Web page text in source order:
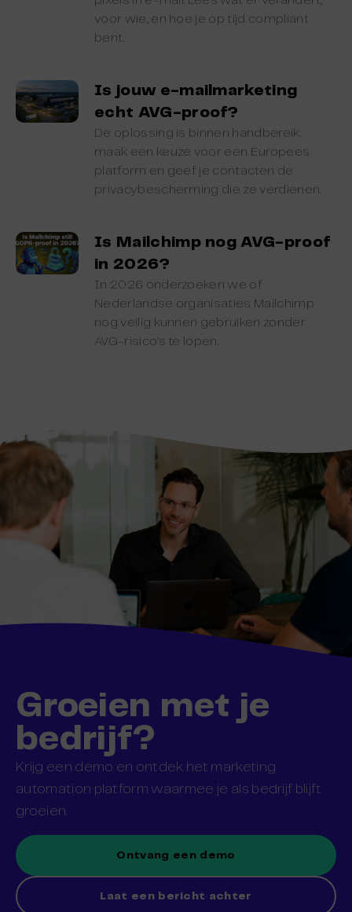
voor wie, en hoe je op tijd compliant
bent.
Is jouw e-mailmarketing
echt AVG-proof?
De oplossing is binnen handbereik:
maak een keuze voor een Europees
platform en geef je contacten de
privacybescherming die ze verdienen.
Is Mailchimp nog AVG-proof
in 2026?
In 2026 onderzoeken we of
Nederlandse organisaties Mailchimp
nog veilig kunnen gebruiken zonder
AVG-risico’s te lopen.
Groeien met je
bedrijf?
Krijg een demo en ontdek het marketing
automation platform waarmee je als bedrijf blijft
groeien.
Ontvang een demo
Laat een bericht achter